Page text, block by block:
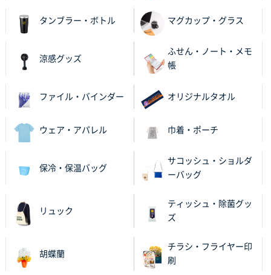
神奈川県のお客様
のし文言が変更できたのと価格。
千葉県M社様
ワンポイント箔押し紙袋 Sサイズ(A5対応)
2025年11月06日 14:57
営業ご担当者さまより、ご丁寧なサポートをいただ
進められました。
【ポリ袋】特別ご注文ページ
3000枚
昨年利用した時に、納期と金額面でかなり業者さんを
比較して決めさせていただきました。 昨年注文分も、
納期がギリギリだったにも関わらず、丁寧に対応して
タンブラー・ボトル マグカップ・グラス
涼感グッズ
ふせん・ノート・メモ
帳
ファイル・バインダー オリジナルタオル
ウェア・アパレル 巾着・ポーチ
保冷・保温バッグ
サコッシュ・ショルダ
ーバッグ
リュック
ティッシュ・除菌グッ
ズ
胡蝶蘭
チラシ・フライヤー印
刷